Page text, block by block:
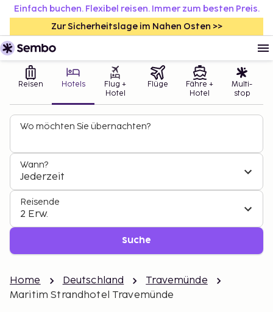
Einfach buchen. Flexibel reisen. Immer zum besten Preis.
Zur Sicherheitslage im Nahen Osten >>
Reisen Hotels
Flug +
Hotel
Flüge
Fähre +
Hotel
Multi-
stop
Wo möchten Sie übernachten?
Wann?
Jederzeit
Reisende
2 Erw.
Suche
Home Deutschland
Travemünde
Maritim Strandhotel Travemünde